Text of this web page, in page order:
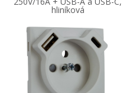
hliníková